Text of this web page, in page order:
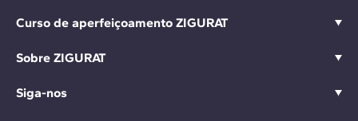
Curso de aperfeiçoamento ZIGURAT
Sobre ZIGURAT
Siga-nos